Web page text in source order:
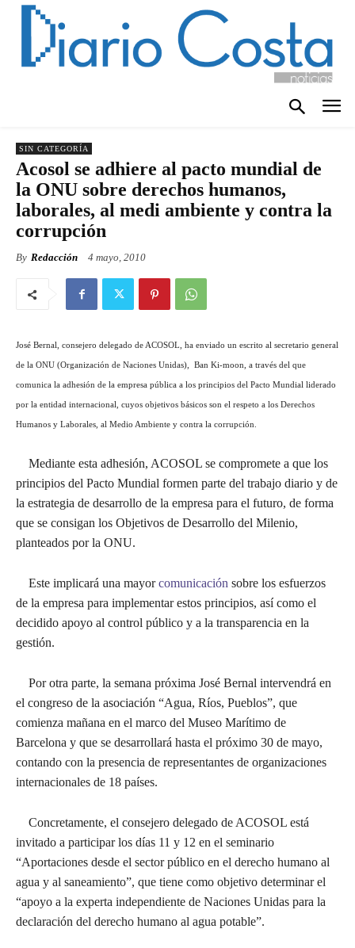
SIN CATEGORÍA
Acosol se adhiere al pacto mundial de
la ONU sobre derechos humanos,
laborales, al medi ambiente y contra la
corrupción
By Redacción 4 mayo, 2010
José Bernal, consejero delegado de ACOSOL, ha enviado un escrito al secretario general
de la ONU (Organización de Naciones Unidas), Ban Ki-moon, a través del que
comunica la adhesión de la empresa pública a los principios del Pacto Mundial liderado
por la entidad internacional, cuyos objetivos básicos son el respeto a los Derechos
Humanos y Laborales, al Medio Ambiente y contra la corrupción.
Mediante esta adhesión, ACOSOL se compromete a que los
principios del Pacto Mundial formen parte del trabajo diario y de
la estrategia de desarrollo de la empresa para el futuro, de forma
que se consigan los Objetivos de Desarrollo del Milenio,
planteados por la ONU.
Este implicará una mayorcomunicación sobre los esfuerzos
de la empresa para implementar estos principios, así como el
decidido apoyo al control público y a la transparencia en la
gestión.
Por otra parte, la semana próxima José Bernal intervendrá en
el congreso de la asociación “Agua, Ríos, Pueblos”, que
comienza mañana en el marco del Museo Marítimo de
Barcelona y que se desarrollará hasta el próximo 30 de mayo,
contando con la presencia de representantes de organizaciones
internacionales de 18 países.
Concretamente, el consejero delegado de ACOSOL está
invitado a participar los días 11 y 12 en el seminario
“Aportaciones desde el sector público en el derecho humano al
agua y al saneamiento”, que tiene como objetivo determinar el
“apoyo a la experta independiente de Naciones Unidas para la
declaración del derecho humano al agua potable”.